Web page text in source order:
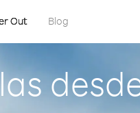
Out Blog